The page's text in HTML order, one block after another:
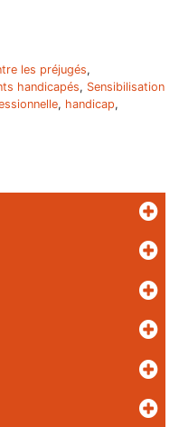
les préjugés,
handicapés, Sensibilisation
, handicap,